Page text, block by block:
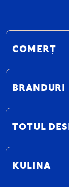
COMERȚ
BRANDURI
TOTUL
KULINA